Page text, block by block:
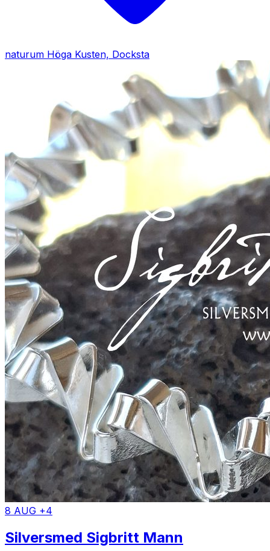
naturum Höga Kusten, Docksta
8 AUG +4
Silversmed Sigbritt Mann